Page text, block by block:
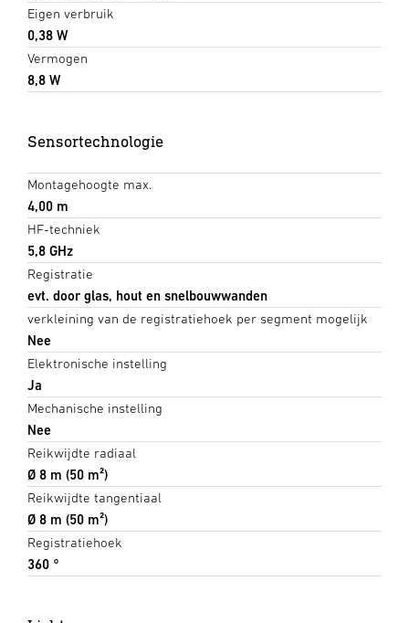
Eigen verbruik
0,38 W
Vermogen
8,8 W
Sensortechnologie
Montagehoogte max.
4,00 m
HF-techniek
5,8 GHz
Registratie
evt. door glas, hout en snelbouwwanden
verkleining van de registratiehoek per segment mogelijk
Nee
Elektronische instelling
Ja
Mechanische instelling
Nee
Reikwijdte radiaal
Ø 8 m (50 m²)
Reikwijdte tangentiaal
Ø 8 m (50 m²)
Registratiehoek
360 °